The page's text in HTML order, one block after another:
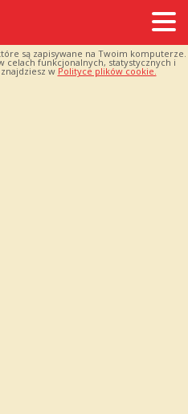
są zapisywane na Twoim komputerze.
celach funkcjonalnych, statystycznych i
w Polityce plików cookie.